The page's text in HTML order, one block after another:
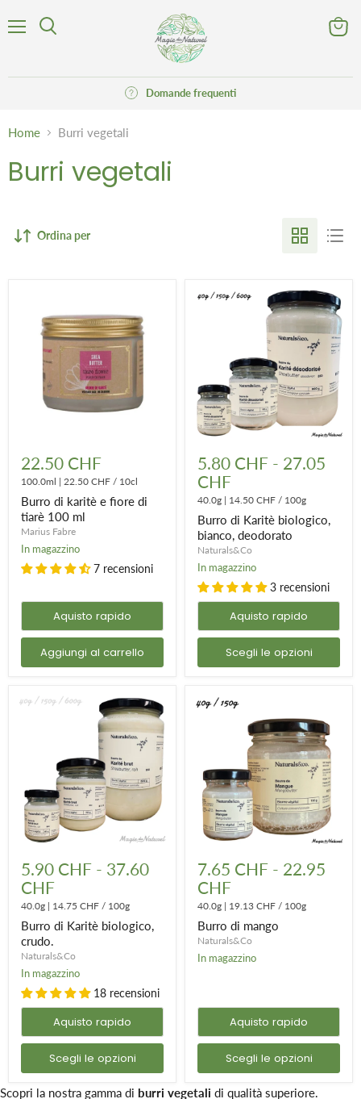
Domande frequenti
Home Burri vegetali
Burri vegetali
Ordina per
di
karitè
e
fiore
di
tiarè
100
ml
22.50 CHF
100.0ml | 22.50 CHF / 10cl
Burro di karitè e fiore di
tiarè 100 ml
Marius Fabre
In magazzino
7 recensioni
Aquisto rapido
Aggiungi al carrello
di
Karitè
biologico,
bianco,
deodorato
5.80 CHF - 27.05
CHF
40.0g | 14.50 CHF / 100g
Burro di Karitè biologico,
bianco, deodorato
Naturals&Co
In magazzino
3 recensioni
Aquisto rapido
Scegli le opzioni
di
Karitè
biologico,
crudo.
5.90 CHF - 37.60
CHF
40.0g | 14.75 CHF / 100g
Burro di Karitè biologico,
crudo.
Naturals&Co
In magazzino
18 recensioni
Aquisto rapido
Scegli le opzioni
di
mango
7.65 CHF - 22.95
CHF
40.0g | 19.13 CHF / 100g
Burro di mango
Naturals&Co
In magazzino
Aquisto rapido
Scegli le opzioni
Scopri la nostra gamma di burri vegetali di qualità superiore.